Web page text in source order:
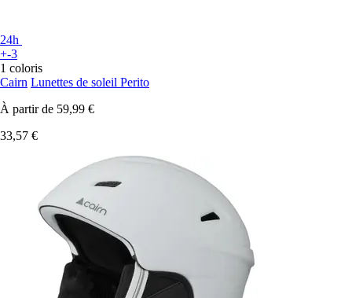
24h
+-3
1 coloris
Cairn Lunettes de soleil Perito
À partir de 59,99 €
33,57 €